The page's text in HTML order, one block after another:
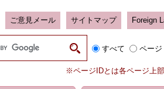
ご意見メール サイトマップ Foreign
すべて ページ
※ページIDとは各ページ上